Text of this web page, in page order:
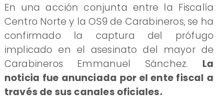
En una acción conjunta entre la Fiscalía
Centro Norte y la OS9 de Carabineros, se ha
confirmado la captura del prófugo
implicado en el asesinato del mayor de
Carabineros Emmanuel Sánchez. La
noticia fue anunciada por el ente fiscal a
través de sus canales oficiales.